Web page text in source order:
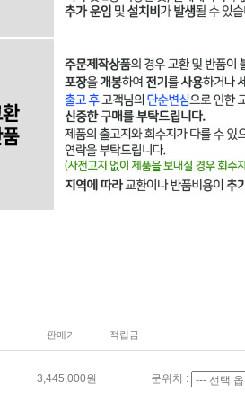
판매가 적립금
3,445,000원 문위치 :